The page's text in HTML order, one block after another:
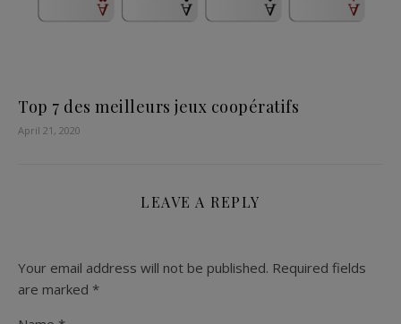
Top 7 des meilleurs jeux coopératifs
April 21, 2020
LEAVE A REPLY
Your email address will not be published. Required fields
are marked *